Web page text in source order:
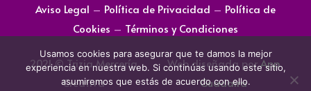
Aviso Legal – Política de Privacidad – Política de
Cookies – Términos y Condiciones
2021 © Trizia Mercería
Creativa
Web diseñada porApp
Guadaira
Usamos cookies para asegurar que te damos la mejor
experiencia en nuestra web. Si continúas usando este sitio,
asumiremos que estás de acuerdo con ello.